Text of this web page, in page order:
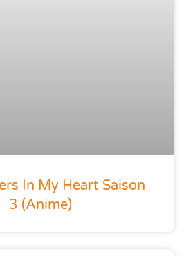
In My Heart Saison
3 (anime)